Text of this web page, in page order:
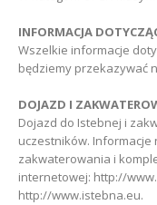
INFORMACJA
Wszelkie informacje
będziemy przekazywać
DOJAZD I
Dojazd do Istebnej i
uczestników. Informacje
zakwaterowania i
internetowej: http://
http://www.istebna.eu.